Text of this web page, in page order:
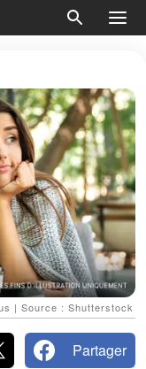
| Source : Shutterstock
Partager